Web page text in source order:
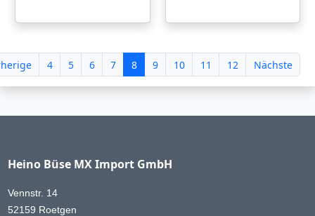
4 5 6 7 8 9 10 11 12 Nächste
Heino Büse MX Import GmbH
Vennstr. 14
52159 Roetgen